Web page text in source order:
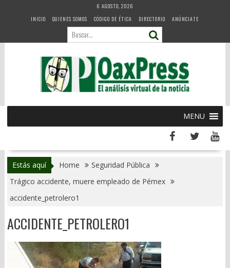
6 AGOSTO, 2026
INICIO
QUIENES SOMOS CÓDIGO DE ÉTICA DIRECTORIO ANÚNCIATE
MENU
Estás aquí Home
Seguridad Pública
Trágico accidente, muere empleado de Pémex
accidente_petrolero1
ACCIDENTE_PETROLERO1